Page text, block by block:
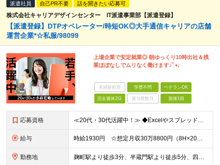
派遣社員 自己PR不要 話を聞きたい応募可
株式会社キャリアデザインセンター IT派遣事業部【派遣登録】
【派遣登録】DTPオペレーター/時短OK◎大手通信キャリアの店舗
運営企業*☆私服/98099
上場企業で安定就業◎ 朝ゆっくり10時出社＆残
業ほぼなしでムリなく働けます♪ﾟ+.
未経験歓迎 学歴不問 ベテランOK
完全週休2日 賞与複数月 面接1回
応募資格 ≪20代・30代活躍中！≫ ◆Excelやスプレッドシートの基本的な操作が可能な方 ◆チラシやPOPのデザインの実務経験 ※ポートフォリオの提出が必須になります ※ブランクがある方やこれまでのご経
給与 時給1930円 ☆想定月収30万8800円（8H×20日） ※交通費全額支給
勤務地 麹町駅より徒歩3分、半蔵門駅より徒歩5分、四ツ谷駅より徒歩10分 ▼服装：私服 ▼受動喫煙対策：屋内禁煙